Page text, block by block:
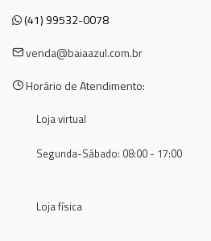
(41) 99532-0078
venda@baiaazul.com.br
Horário de Atendimento:
Loja virtual
Segunda-Sábado: 08:00 - 17:00
Loja física